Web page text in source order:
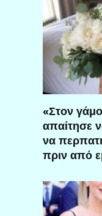
«Στον
απαίτησε
να
πριν από